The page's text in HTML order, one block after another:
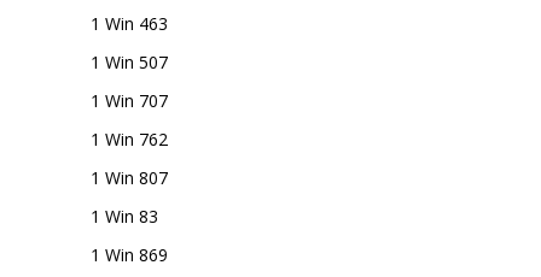
1 Win 463
1 Win 507
1 Win 707
1 Win 762
1 Win 807
1 Win 83
1 Win 869